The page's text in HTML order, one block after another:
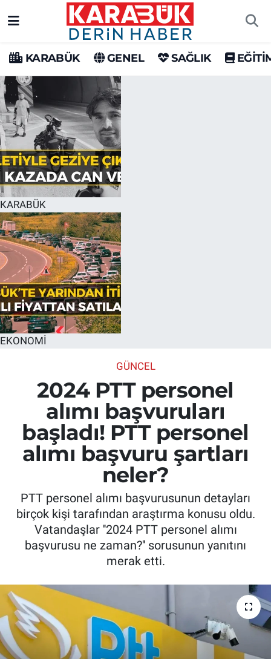
KARABÜK GENEL SAĞLIK
KARABÜK
EKONOMİ
GÜNCEL
2024 PTT personel
alımı başvuruları
başladı! PTT personel
alımı başvuru şartları
neler?
PTT personel alımı başvurusunun detayları
birçok kişi tarafından araştırma konusu oldu.
Vatandaşlar ''2024 PTT personel alımı
başvurusu ne zaman?'' sorusunun yanıtını
merak etti.
Karabük Hava Durumu
Karabük Trafik Yoğunluk Haritası
Süper Lig Puan Durumu ve Fikstür
Tüm Manşetler
Son Dakika Haberleri
Haber Arşivi